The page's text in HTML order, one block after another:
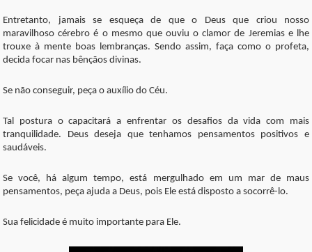
Entretanto, jamais se esqueça de que o Deus que criou nosso
maravilhoso cérebro é o mesmo que ouviu o clamor de Jeremias e lhe
trouxe à mente boas lembranças. Sendo assim, faça como o profeta,
decida focar nas bênçãos divinas.
Se não conseguir, peça o auxílio do Céu.
Tal postura o capacitará a enfrentar os desafios da vida com mais
tranquilidade. Deus deseja que tenhamos pensamentos positivos e
saudáveis.
Se você, há algum tempo, está mergulhado em um mar de maus
pensamentos, peça ajuda a Deus, pois Ele está disposto a socorrê-lo.
Sua felicidade é muito importante para Ele.